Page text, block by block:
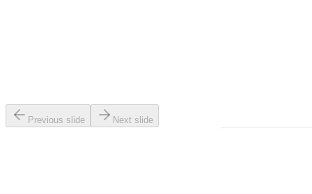
Previous slide Next slide